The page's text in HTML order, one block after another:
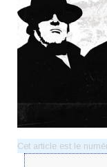
Cet article est le